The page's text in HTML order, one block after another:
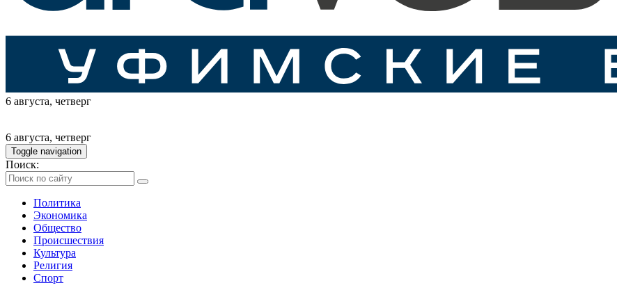
6 августа, четверг
6 августа, четверг
Toggle navigation
Поиск:
Политика
Экономика
Общество
Происшествия
Культура
Религия
Спорт